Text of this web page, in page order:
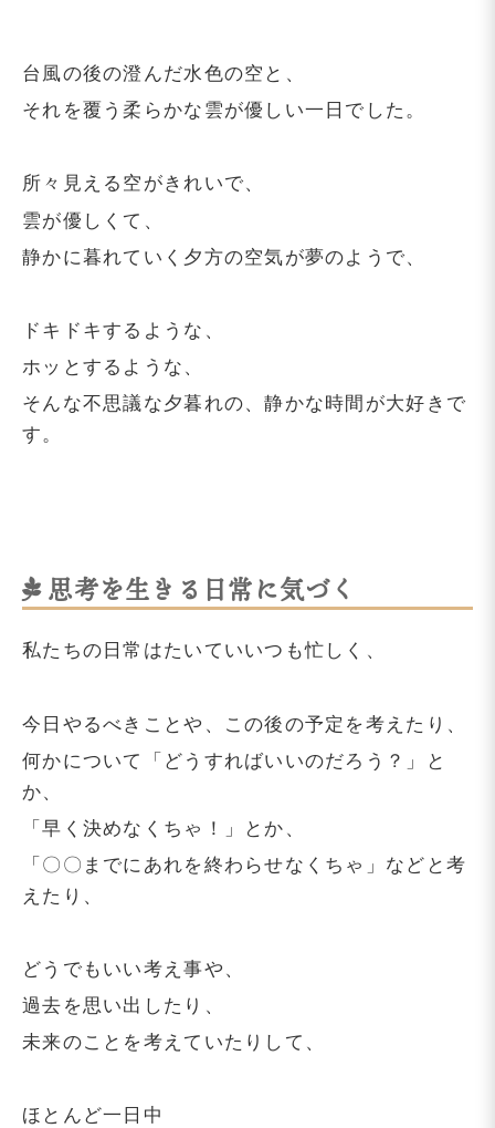
台風の後の澄んだ水色の空と、
それを覆う柔らかな雲が優しい一日でした。
所々見える空がきれいで、
雲が優しくて、
静かに暮れていく夕方の空気が夢のようで、
ドキドキするような、
ホッとするような、
そんな不思議な夕暮れの、静かな時間が大好きで
す。
思考を生きる日常に気づく
私たちの日常はたいていいつも忙しく、
今日やるべきことや、この後の予定を考えたり、
何かについて「どうすればいいのだろう？」と
か、
「早く決めなくちゃ！」とか、
「〇〇までにあれを終わらせなくちゃ」などと考
えたり、
どうでもいい考え事や、
過去を思い出したり、
未来のことを考えていたりして、
ほとんど一日中